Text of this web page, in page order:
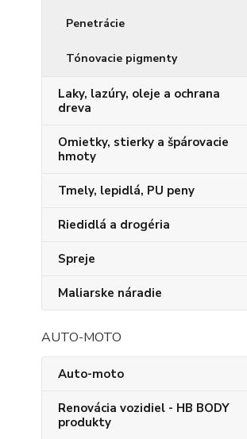
Penetrácie
Tónovacie pigmenty
Laky, lazúry, oleje a ochrana
dreva
Omietky, stierky a špárovacie
hmoty
Tmely, lepidlá, PU peny
Riedidlá a drogéria
Spreje
Maliarske náradie
AUTO-MOTO
Auto-moto
Renovácia vozidiel - HB BODY
produkty